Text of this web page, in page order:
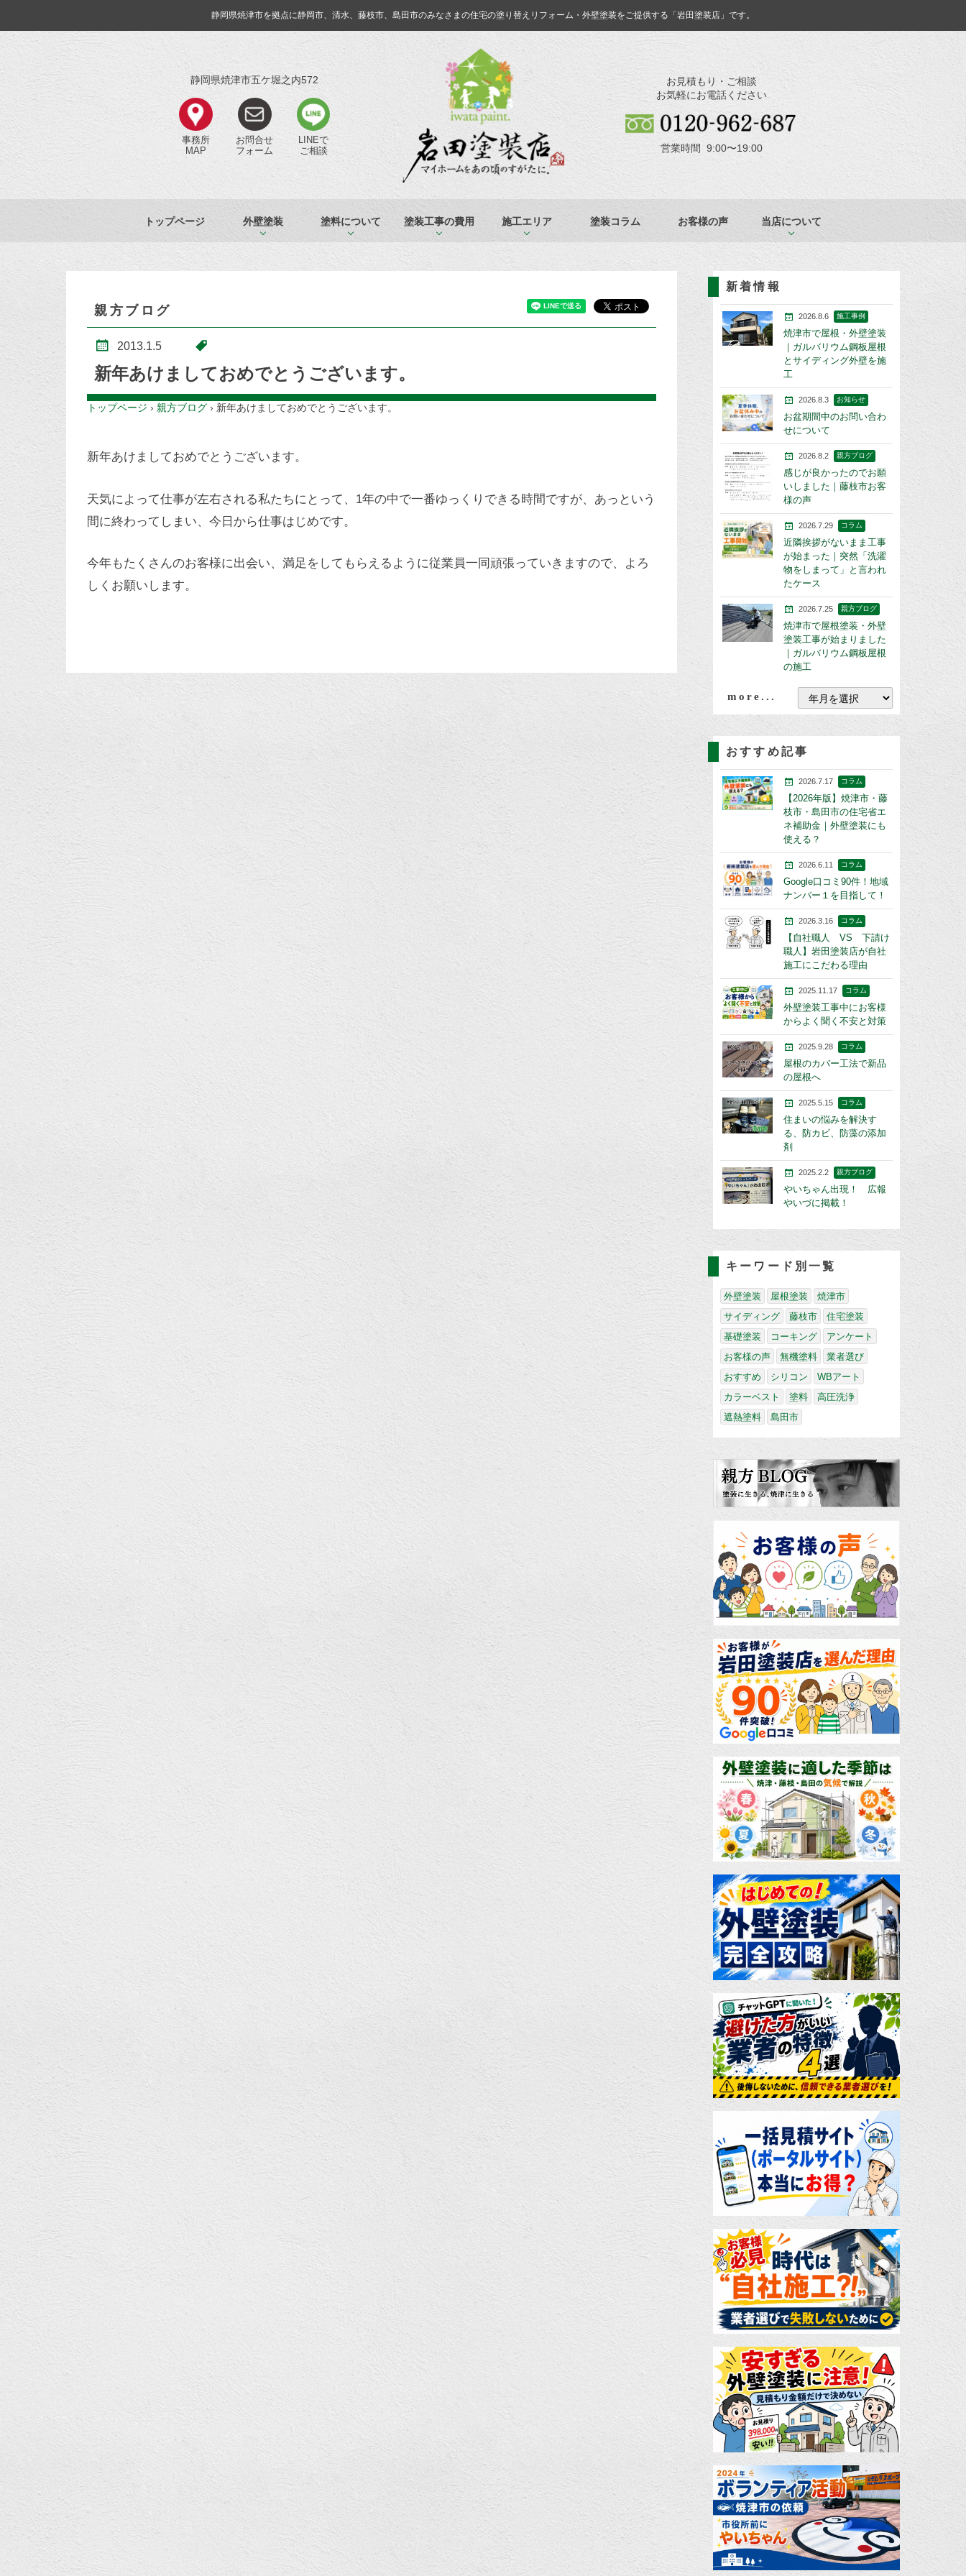
静岡県焼津市を拠点に静岡市、清水、藤枝市、島田市のみなさまの住宅の塗り替えリフォーム・外壁塗装をご提供する「岩田塗装店」です。
静岡県焼津市五ケ堀之内572
事務所
MAP
お問合せ
フォーム
LINEで
ご相談
お見積もり・ご相談
お気軽にお電話ください
営業時間 9:00〜19:00
トップページ 外壁塗装 塗料について 塗装工事の費用 施工エリア 塗装コラム お客様の声 当店について
親方ブログ
2013.1.5
新年あけましておめでとうございます。
トップページ › 親方ブログ › 新年あけましておめでとうございます。
新年あけましておめでとうございます。
天気によって仕事が左右される私たちにとって、1年の中で一番ゆっくりできる時間ですが、あっという
間に終わってしまい、今日から仕事はじめです。
今年もたくさんのお客様に出会い、満足をしてもらえるように従業員一同頑張っていきますので、よろ
しくお願いします。
新着情報
2026.8.6 施工事例
焼津市で屋根・外壁塗装
｜ガルバリウム鋼板屋根
とサイディング外壁を施
工
2026.8.3 お知らせ
お盆期間中のお問い合わ
せについて
2026.8.2 親方ブログ
感じが良かったのでお願
いしました｜藤枝市お客
様の声
2026.7.29 コラム
近隣挨拶がないまま工事
が始まった｜突然「洗濯
物をしまって」と言われ
たケース
2026.7.25 親方ブログ
焼津市で屋根塗装・外壁
塗装工事が始まりました
｜ガルバリウム鋼板屋根
の施工
more...
おすすめ記事
2026.7.17 コラム
【2026年版】焼津市・藤
枝市・島田市の住宅省エ
ネ補助金｜外壁塗装にも
使える？
2026.6.11 コラム
Google口コミ90件！地域
ナンバー１を目指して！
2026.3.16 コラム
【自社職人 VS 下請け
職人】岩田塗装店が自社
施工にこだわる理由
2025.11.17 コラム
外壁塗装工事中にお客様
からよく聞く不安と対策
2025.9.28 コラム
屋根のカバー工法で新品
の屋根へ
2025.5.15 コラム
住まいの悩みを解決す
る、防カビ、防藻の添加
剤
2025.2.2 親方ブログ
やいちゃん出現！ 広報
やいづに掲載！
キーワード別一覧
外壁塗装 屋根塗装
焼津市
サイディング
藤枝市
住宅塗装
基礎塗装
コーキング
アンケート
お客様の声
無機塗料
業者選び
おすすめ
シリコン
WBアート
カラーベスト
塗料
高圧洗浄
遮熱塗料
島田市